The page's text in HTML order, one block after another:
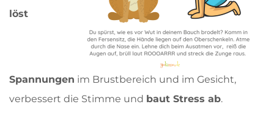
löst
Spannungen im Brustbereich und im Gesicht,
verbessert die Stimme und baut Stress ab.